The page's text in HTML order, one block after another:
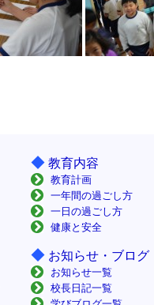
◆ 教育内容
教育計画
一年間の過ごし方
一日の過ごし方
健康と安全
◆ お知らせ・ブログ
お知らせ一覧
校長日記一覧